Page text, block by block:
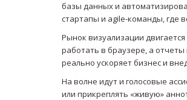
базы данных и
стартапы и agile-команды, где
Рынок визуализации
работать в браузере, а
реально ускоряет бизнес и
На волне идут и голосовые
или прикреплять «живую»